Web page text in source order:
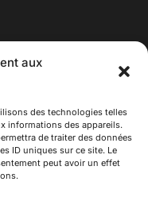
aux
des technologies telles
informations des appareils.
de traiter des données
ID uniques sur ce site. Le
peut avoir un effet